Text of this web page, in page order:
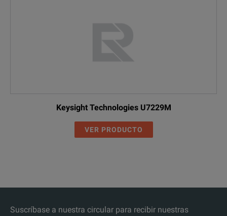
Keysight Technologies U7229M
VER PRODUCTO
Suscríbase a nuestra circular para recibir nuestras